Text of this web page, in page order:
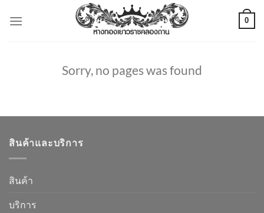
0
Sorry, no pages was found
สินค้าและบริการ
สินค้า
บริการ